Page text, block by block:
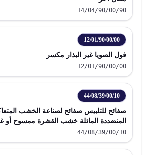
14/04/90/00/90
12/01/90/00/00
فول الصويا غير البذار مكسر
12/01/90/00/00
44/08/39/00/10
صفائح للتلبيس صفائح لصناعة الخشب
المنضددة المائلة خشب القشرة ممسوح
الأخشاب الاستوائية الأخرى منشورة طوليا
مقشورة مسطحة منعمه أو مجمعة بالتراكب
النهايات بسمك لا يزيد عن 6 مم
44/08/39/00/10